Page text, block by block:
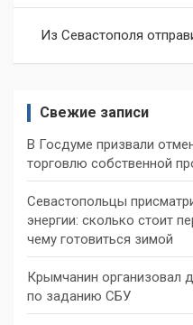
Из Севастополя
Свежие записи
В Госдуме призвали
торговлю собственной
Севастопольцы
энергии: сколько стоит
чему готовиться зимой
Крымчанин организовал
по заданию СБУ